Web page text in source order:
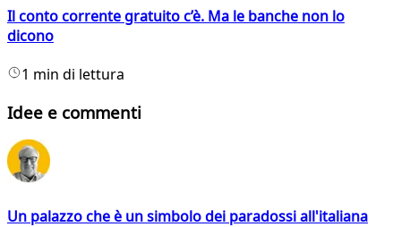
Il conto corrente gratuito c’è. Ma le banche non lo
dicono
1 min di lettura
Idee e commenti
Un palazzo che è un simbolo dei paradossi all'italiana